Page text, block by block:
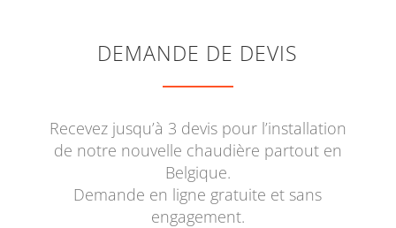
DEMANDE DE DEVIS
Recevez jusqu’à 3 devis pour l’installation
de notre nouvelle chaudière partout en
Belgique.
Demande en ligne gratuite et sans
engagement.